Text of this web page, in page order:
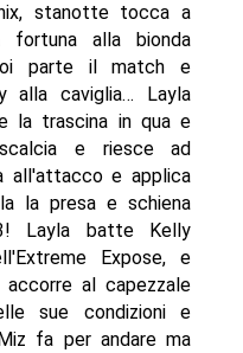
stanotte tocca a
fortuna alla bionda
poi parte il match e
alla caviglia… Layla
la trascina in qua e
e riesce ad
all'attacco e applica
la presa e schiena
Layla batte Kelly
Expose, e
accorre al capezzale
sue condizioni e
fa per andare ma